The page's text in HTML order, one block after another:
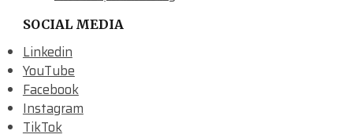
SOCIAL MEDIA
Linkedin
YouTube
Facebook
Instagram
TikTok